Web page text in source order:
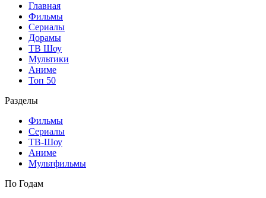
Главная
Фильмы
Сериалы
Дорамы
ТВ Шоу
Мультики
Аниме
Топ 50
Разделы
Фильмы
Сериалы
ТВ-Шоу
Аниме
Мультфильмы
По Годам